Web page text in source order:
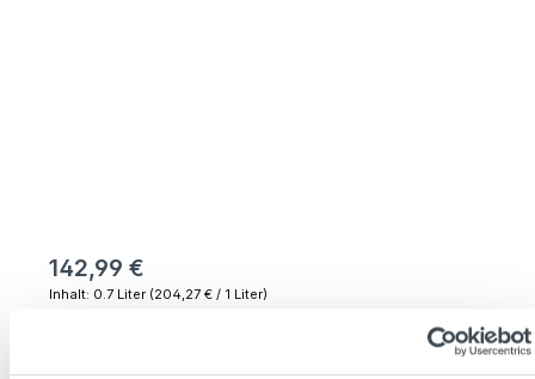
142,99 €
Inhalt: 0.7 Liter (204,27 € / 1 Liter)